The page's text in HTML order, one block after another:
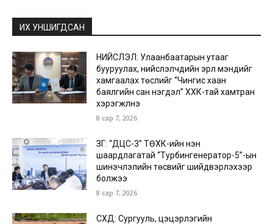
ИХ УНШИГДСАН
НИЙСЛЭЛ: Улаанбаатарын утааг
бууруулах, нийслэлчүүдийн эрүүл мэндийг
хамгаалах төслийг “Чингис хаан
баялгийн сан нэгдэл” ХХК-тай хамтран
хэрэгжүүлнэ
8 сар 7, 2026
ЗГ: “ДЦС-3” ТӨХК-ийн нэн
шаардлагатай “Турбингенератор-5”-ын
шинэчлэлийн төсвийг шийдвэрлэхээр
болжээ
8 сар 7, 2026
СХД: Сургууль, цэцэрлэгийн